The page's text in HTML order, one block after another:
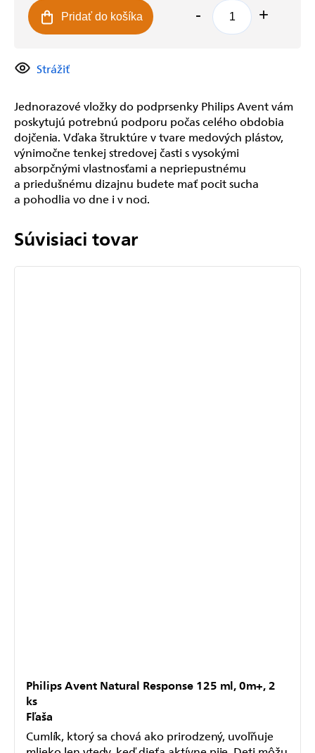
Pridať do košíka
Jednorazové vložky do podprsenky Philips Avent vám
poskytujú potrebnú podporu počas celého obdobia
dojčenia. Vďaka štruktúre v tvare medových plástov,
výnimočne tenkej stredovej časti s vysokými
absorpčnými vlastnosťami a nepriepustnému
a priedušnému dizajnu budete mať pocit sucha
a pohodlia vo dne i v noci.
Strážiť
Súvisiaci tovar
Philips Avent Natural Response 125 ml, 0m+, 2
ks
Fľaša
Cumlík, ktorý sa chová ako prirodzený, uvoľňuje